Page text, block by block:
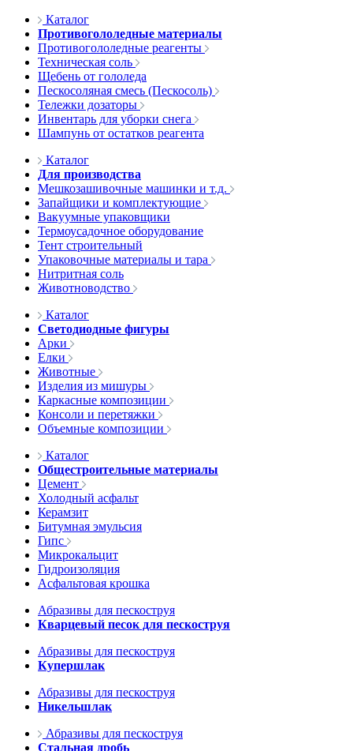
Каталог
Противогололедные материалы
Противогололедные реагенты
Техническая соль
Щебень от гололеда
Пескосоляная смесь (Пескосоль)
Тележки дозаторы
Инвентарь для уборки снега
Шампунь от остатков реагента
Каталог
Для производства
Мешкозашивочные машинки и т.д.
Запайщики и комплектующие
Вакуумные упаковщики
Термоусадочное оборудование
Тент строительный
Упаковочные материалы и тара
Нитритная соль
Животноводство
Каталог
Светодиодные фигуры
Арки
Елки
Животные
Изделия из мишуры
Каркасные композиции
Консоли и перетяжки
Объемные композиции
Каталог
Общестроительные материалы
Цемент
Холодный асфальт
Керамзит
Битумная эмульсия
Гипс
Микрокальцит
Гидроизоляция
Асфальтовая крошка
Абразивы для пескоструя
Кварцевый песок для пескоструя
Абразивы для пескоструя
Купершлак
Абразивы для пескоструя
Никельшлак
Абразивы для пескоструя
Стальная дробь